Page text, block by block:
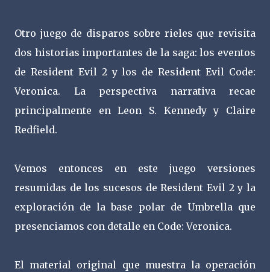
Otro juego de disparos sobre rieles que revisita
dos historias importantes de la saga: los eventos
de Resident Evil 2 y los de Resident Evil Code:
Veronica. La perspectiva narrativa recae
principalmente en Leon S. Kennedy y Claire
Redfield.
Vemos entonces en este juego versiones
resumidas de los sucesos de Resident Evil 2 y la
exploración de la base polar de Umbrella que
presenciamos con detalle en Code: Veronica.
El material original que muestra la operación